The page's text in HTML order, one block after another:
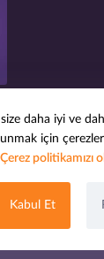
Tüm hakları
daha iyi ve
için
Çerez politikamızı
Kabul Et